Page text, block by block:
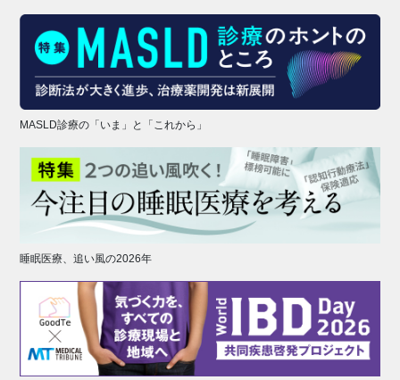
MASLD診療の「いま」と「これから」
睡眠医療、追い風の2026年